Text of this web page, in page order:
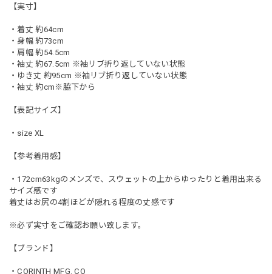
【実寸】
・着丈 約64cm
・身幅 約73cm
・肩幅 約54.5cm
・袖丈 約67.5cm ※袖リブ折り返していない状態
・ゆき丈 約95cm ※袖リブ折り返していない状態
・袖丈 約cm※脇下から
【表記サイズ】
・size XL
【参考着用感】
・172cm63kgのメンズで、スウェットの上からゆったりと着用出来る
サイズ感です
着丈はお尻の4割ほどが隠れる程度の丈感です
※必ず実寸をご確認お願い致します。
【ブランド】
・CORINTH MFG. CO